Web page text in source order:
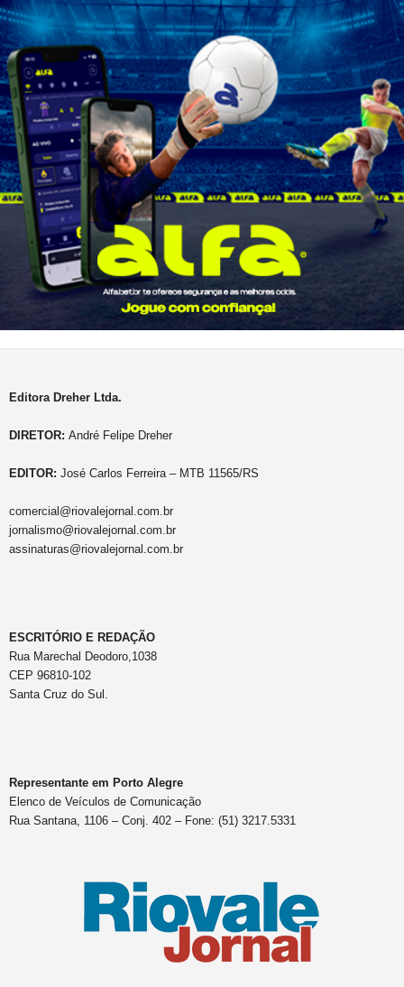
Editora Dreher Ltda.
DIRETOR: André Felipe Dreher
EDITOR: José Carlos Ferreira – MTB 11565/RS
comercial@riovalejornal.com.br
jornalismo@riovalejornal.com.br
assinaturas@riovalejornal.com.br
ESCRITÓRIO E REDAÇÃO
Rua Marechal Deodoro,1038
CEP 96810-102
Santa Cruz do Sul.
Representante em Porto Alegre
Elenco de Veículos de Comunicação
Rua Santana, 1106 – Conj. 402 – Fone: (51) 3217.5331